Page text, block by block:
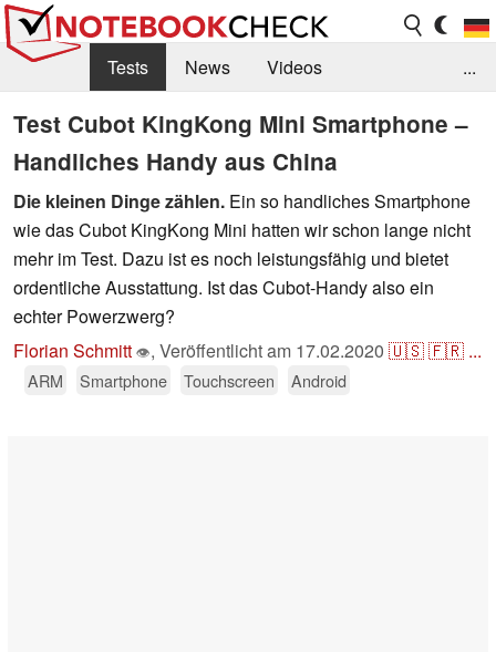
Tests News
Videos
Benchmarks & Tech
Externe Tests
Kaufberatung
Deals Suche
Jobs
Forum
...
Test Cubot KingKong Mini Smartphone –
Handliches Handy aus China
Die kleinen Dinge zählen. Ein so handliches Smartphone
wie das Cubot KingKong Mini hatten wir schon lange nicht
mehr im Test. Dazu ist es noch leistungsfähig und bietet
ordentliche Ausstattung. Ist das Cubot-Handy also ein
echter Powerzwerg?
Florian Schmitt 👁, Veröffentlicht am 17.02.2020 🇺🇸🇫🇷 ...
ARM Smartphone Touchscreen Android